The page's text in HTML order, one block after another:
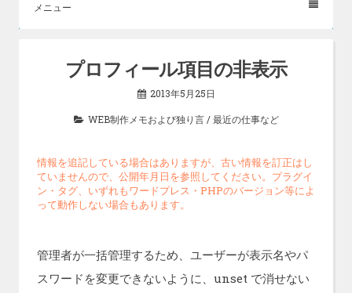
メニュー
プロフィール項目の非表示
2013年5月25日
WEB制作メモおよび独り言/最近の仕事など
情報を追記している場合はありますが、古い情報を訂正はし
ていませんので、公開年月日を参照してください。プラグイ
ン・タグ、いずれもワードプレス・PHPのバージョン等によ
って動作しない場合もあります。
管理者が一括管理するため、ユーザーが表示名やパ
スワードを変更できないように、unset で消せない